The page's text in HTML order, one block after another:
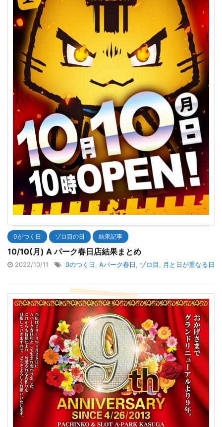
0がつく日 ゾロ目の日 結果記事
10/10(月) A パーク春日店結果まとめ
2022/10/11 0のつく日 Aパーク春日 ゾロ目 月と日が重なる日